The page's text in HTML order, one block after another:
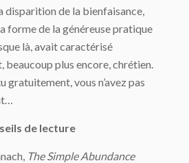
disparition de la bienfaisance,
forme de la généreuse pratique
là, avait caractérisé
beaucoup plus encore, chrétien.
gratuitement, vous n’avez pas
de lecture
The Simple Abundance